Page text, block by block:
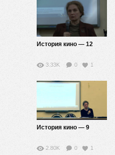
История кино — 12
3.33K 0 1
История кино — 9
2.80K 0 1